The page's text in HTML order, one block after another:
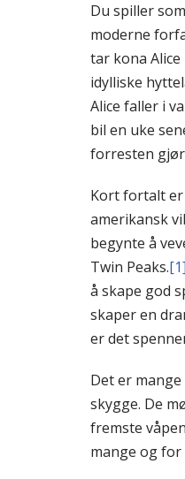
Du spiller
moderne
tar kona
idylliske
Alice faller i
bil en uke
forresten gjør
Kort fortalt er
amerikansk
begynte å
Twin Peaks.[1]
å skape god
skaper en
er det
Det er
skygge. De
fremste
mange og